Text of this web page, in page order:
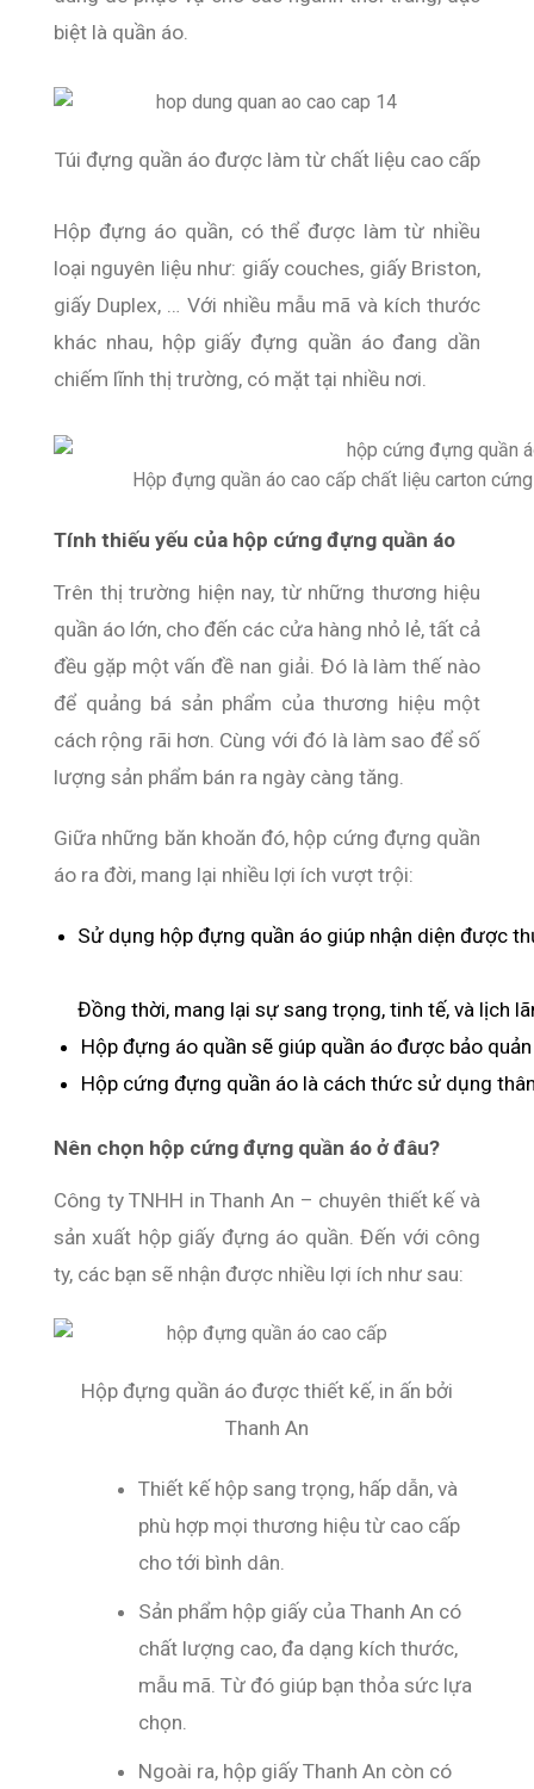
biệt là quần áo.
Túi đựng quần áo được làm từ chất liệu cao cấp
Hộp đựng áo quần, có thể được làm từ nhiều
loại nguyên liệu như: giấy couches, giấy Briston,
giấy Duplex, … Với nhiều mẫu mã và kích thước
khác nhau, hộp giấy đựng quần áo đang dần
chiếm lĩnh thị trường, có mặt tại nhiều nơi.
Hộp đựng quần áo cao cấp chất liệu carton
Tính thiếu yếu của hộp cứng đựng quần áo
Trên thị trường hiện nay, từ những thương hiệu
quần áo lớn, cho đến các cửa hàng nhỏ lẻ, tất cả
đều gặp một vấn đề nan giải. Đó là làm thế nào
để quảng bá sản phẩm của thương hiệu một
cách rộng rãi hơn. Cùng với đó là làm sao để số
lượng sản phẩm bán ra ngày càng tăng.
Giữa những băn khoăn đó, hộp cứng đựng quần
áo ra đời, mang lại nhiều lợi ích vượt trội:
Sử dụng hộp đựng quần áo giúp nhận diện được
Đồng thời, mang lại sự sang trọng, tinh tế, và lịch
Hộp đựng áo quần sẽ giúp quần áo được bảo
Hộp cứng đựng quần áo là cách thức sử dụng
Nên chọn hộp cứng đựng quần áo ở đâu?
Công ty TNHH in Thanh An – chuyên thiết kế và
sản xuất hộp giấy đựng áo quần. Đến với công
ty, các bạn sẽ nhận được nhiều lợi ích như sau:
Hộp đựng quần áo được thiết kế, in ấn bởi
Thanh An
Thiết kế hộp sang trọng, hấp dẫn, và
phù hợp mọi thương hiệu từ cao cấp
cho tới bình dân.
Sản phẩm hộp giấy của Thanh An có
chất lượng cao, đa dạng kích thước,
mẫu mã. Từ đó giúp bạn thỏa sức lựa
chọn.
Ngoài ra, hộp giấy Thanh An còn có